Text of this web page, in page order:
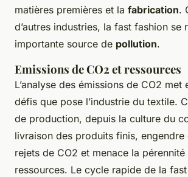
matières premières et la fabrication.
d’autres industries, la fast fashion se
importante source de pollution.
Emissions de CO2 et ressources
L’analyse des émissions de CO2 met
défis que pose l’industrie du textile.
de production, depuis la culture du
livraison des produits finis, engendre
rejets de CO2 et menace la pérennité
ressources. Le cycle rapide de la